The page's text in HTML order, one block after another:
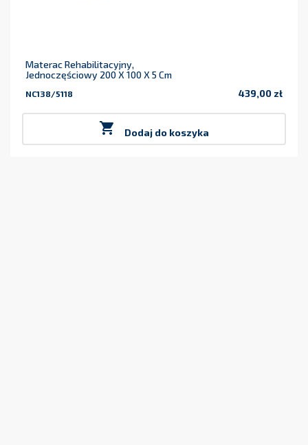
Materac Rehabilitacyjny,
Jednoczęściowy 200 X 100 X 5 Cm
NC138/5118 439,00 zł
 Dodaj do koszyka